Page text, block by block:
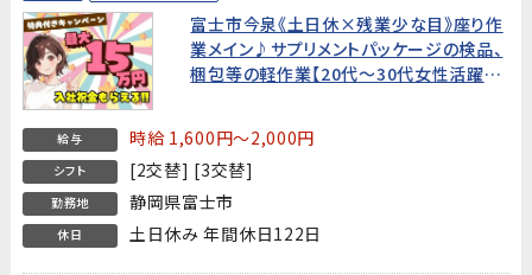
富士市今泉《土日休×残業少な目》座り作
業メイン♪サプリメントパッケージの検品、
梱包等の軽作業【20代～30代女性活躍中!
給与 時給 1,600円～2,000円
シフト [2交替] [3交替]
勤務地 静岡県富士市
休日 土日休み 年間休日122日